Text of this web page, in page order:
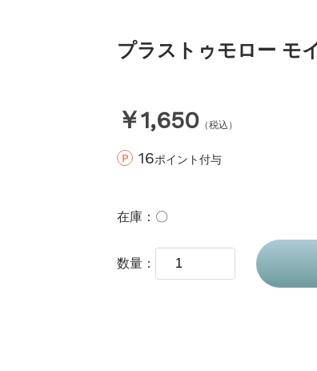
プラストゥモロー モ
￥1,650 （税込）
16ポイント付与
在庫 〇
数量